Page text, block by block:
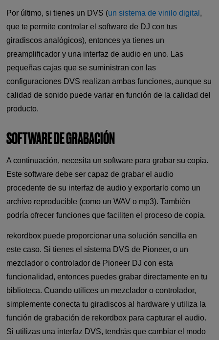
Por último, si tienes un DVS (un sistema de vinilo digital ,
que te permite controlar el software de DJ con tus
giradiscos analógicos), entonces ya tienes un
preamplificador y una interfaz de audio en uno. Las
pequeñas cajas que se suministran con las
configuraciones DVS realizan ambas funciones, aunque su
calidad de sonido puede variar en función de la calidad del
producto.
SOFTWARE DE GRABACIÓN
A continuación, necesita un software para grabar su copia.
Este software debe ser capaz de grabar el audio
procedente de su interfaz de audio y exportarlo como un
archivo reproducible (como un WAV o mp3). También
podría ofrecer funciones que faciliten el proceso de copia.
rekordbox puede proporcionar una solución sencilla en
este caso. Si tienes el sistema DVS de Pioneer, o un
mezclador o controlador de Pioneer DJ con esta
funcionalidad, entonces puedes grabar directamente en tu
biblioteca. Cuando utilices un mezclador o controlador,
simplemente conecta tu giradiscos al hardware y utiliza la
función de grabación de rekordbox para capturar el audio.
Si utilizas una interfaz DVS, tendrás que cambiar el modo